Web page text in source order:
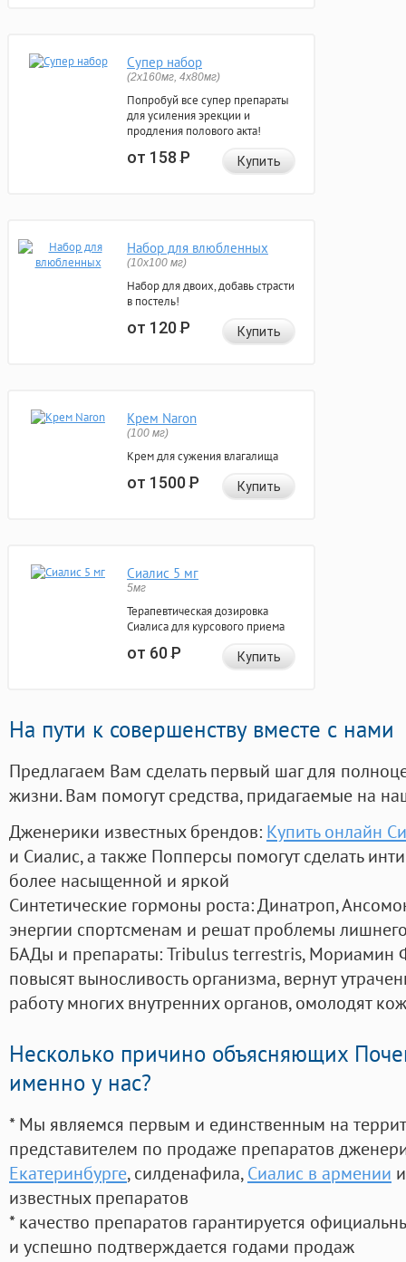
Супер набор
(2х160мг, 4х80мг)
Попробуй все супер препараты
для усиления эрекции и
продления полового акта!
от 158Р Купить
Набор для влюбленных
(10х100 мг)
Набор для двоих, добавь страсти
в постель!
от 120Р Купить
Крем Naron
(100 мг)
Крем для сужения влагалища
от 1500Р Купить
Сиалис 5 мг
5мг
Терапевтическая дозировка
Сиалиса для курсового приема
от 60Р Купить
На пути к совершенству вместе с нами
Предлагаем Вам сделать первый шаг для
жизни. Вам помогут средства, придагаемые на
Дженерики известных брендов: Купить онлайн
и Сиалис, а также Попперсы помогут сделать
более насыщенной и яркой
Синтетические гормоны роста: Динатроп,
энергии спортсменам и решат проблемы
БАДы и препараты:Tribulus terrestris, Мориамин
повысят выносливость организма, вернут
работу многих внутренних органов, омолодят
Несколько причино объясняющих
именно у нас?
* Мы являемся первым и единственным на
представителем по продаже препаратов
Екатеринбурге, силденафила, Сиалис в армении
известных препаратов
* качество препаратов гарантируется
и успешно подтверждается годами продаж